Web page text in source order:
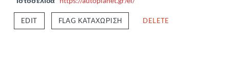
EDIT FLAG ΚΑΤΑΧΏΡΙΣΗ DELETE